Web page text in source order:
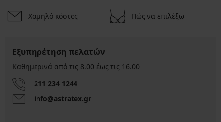
Χαμηλό κόστος Πώς να επιλέξω
Εξυπηρέτηση πελατών
Καθημερινά από τις 8.00 έως τις 16.00
211 234 1244
info@astratex.gr